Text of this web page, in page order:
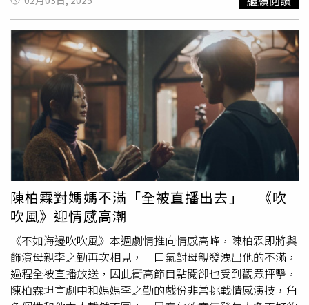
指引均建議，50歲以上成人應該保持適度的運動，補充足夠
的鈣質及維他命Ｄ。一旦經骨密度檢查確認為骨質疏鬆，就
應立即投入藥物治療，而非等到發生骨折後才進行補救。藥
物治療成本約為每月1,000元，雖然不算低，但若與骨折後
動輒數十萬元的醫療支出，以及可能造成的永久失能甚至死
亡風險相比，實屬九牛一毛。骨質疏鬆症的初級預防利大於
弊，這點也已獲得國外許多研究文獻的證實。柳營奇美醫院
在過去兩年針對150位50歲以上、未曾發生脆弱性骨折的民
眾進行骨質密度檢測。結果顯示有46 %診斷為骨質疏鬆症
（T值小於-2.5），另有約1/3為骨質稀少（T值介於-1
與-2.5）；確診為骨質疏鬆症的患者中，有46%同意接受治
療。劉宣志醫師強調，透過及早檢測、發現和介入治療，骨
質疏鬆症患者除了要接受藥物治療外，其餘生活與一般正常
人無異。劉宣志醫師指出，就如同對抗新冠肺炎，施打疫苗
的花費遠低於疫情造成的醫療支出和國家經濟損失。同理，
骨質疏鬆症的預防和早期治療，效益也遠大於骨折發生後的
補救措施。因此，醫師也期待未來政府和民眾能夠對此挹注
更多資源，提高對骨質疏鬆症篩檢和預防性治療的重視。資
它是一種中樞或周邊的神經系統病變，可分為原發性與繼發
性兩種，原發性多與基因遺傳相關，而繼發性則與妊娠、葉
酸缺乏、缺鐵性貧血、末期腎病等生理或病理因素相關。不
過，不寧腿症候群的病生理機轉仍尚未完全清楚，陳明墾醫
師表示，目前普遍認為是因為腦內多巴胺（Dopamine）系
統不穩定，進而造成感覺傳導異常，此症候群女性發病率高
於男性，而且隨著年齡增長，發生率會因此上升，文獻指
出，臺灣地區的盛行率約為1.57%。而不寧腿症候群的診斷
主要是依據國際不寧腿症候群研究會（IRLSSG）於 2012 年
修訂的診斷標準。陳明墾醫師提到，不寧腿症候群必須符合
以下所有標準：腿部有難以抑制的衝動想移動，伴隨不舒服
感覺症狀於休息時，如看電視、躺床、準備入睡時加重肢體
活動後，如走動、踢腿，症狀可獲得緩解症狀在晚上比白天
嚴重以上症狀並非由於其他的疾病或醫療行為所造成不寧腿
症候群中西醫怎治療？ 日常生活哪些需注意？目前，不寧
腿症候群的治療方法為睡前給予多巴胺致效劑，陳明墾醫師
表示，雖然它效果不錯，但最重要的還是盡可能找出原因，
如檢驗血中鐵離子濃度、攜鐵蛋白、葉酸、維生素B12等是
陳柏霖對媽媽不滿「全被直播出去」 《吹
吹風》迎情感高潮
《不如海邊吹吹風》本週劇情推向情感高峰，陳柏霖即將與
飾演母親李之勤再次相見，一口氣對母親發洩出他的不滿，
過程全被直播放送，因此衝高節目點閱卻也受到觀眾抨擊，
陳柏霖坦言劇中和媽媽李之勤的戲份非常挑戰情感演技，角